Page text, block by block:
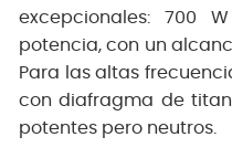
excepcionales: 700
potencia, con un
Para las altas
con diafragma de
potentes pero neutros.